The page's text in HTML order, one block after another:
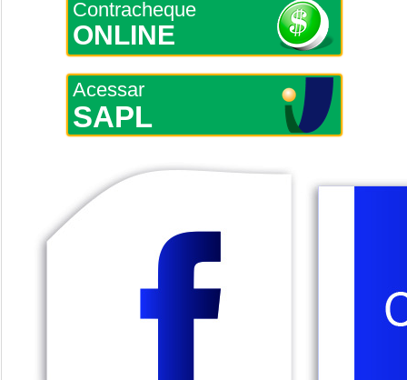
Contracheque
ONLINE
Acessar
SAPL